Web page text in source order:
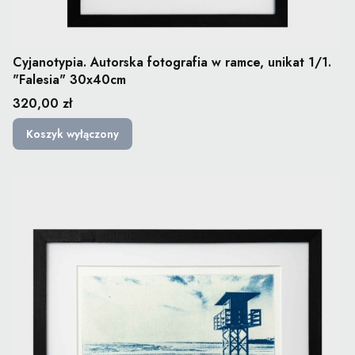
Cyjanotypia. Autorska fotografia w ramce, unikat 1/1.
"Falesia" 30x40cm
Cena
320,00 zł
Koszyk wyłączony